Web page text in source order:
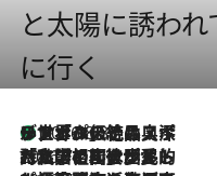
と太陽に誘わ
に行く
2026.8.8
リスボンの絶品スイーツ「パステル・デ・ナタ」とは？ポルトガル伝統の奥深い世界へ
2026.7.27
「私の祖国はポルトガル語です」国民的詩人フェルナンド・ペソアと、彼が愛した文学の街を歩く